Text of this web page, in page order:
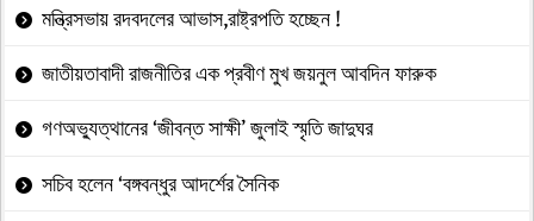
মন্ত্রিসভায় রদবদলের আভাস,রাষ্ট্রপতি হচ্ছেন !
জাতীয়তাবাদী রাজনীতির এক প্রবীণ মুখ জয়নুল আবদিন ফারুক
গণঅভ্যুত্থানের ‘জীবন্ত সাক্ষী’ জুলাই স্মৃতি জাদুঘর
সচিব হলেন ‘বঙ্গবন্ধুর আদর্শের সৈনিক